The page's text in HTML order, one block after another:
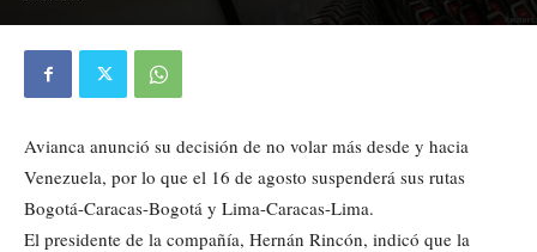
Avianca anunció su decisión de no volar más desde y hacia
Venezuela, por lo que el 16 de agosto suspenderá sus rutas
Bogotá-Caracas-Bogotá y Lima-Caracas-Lima.
El presidente de la compañía, Hernán Rincón, indicó que la